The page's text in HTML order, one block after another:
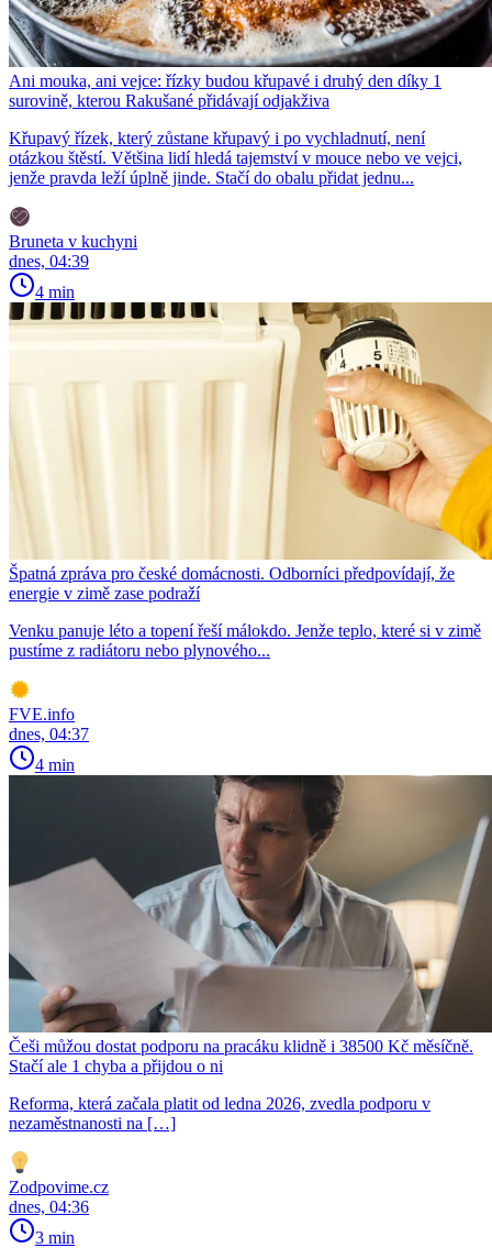
Ani mouka, ani vejce: řízky budou křupavé i druhý den díky 1
surovině, kterou Rakušané přidávají odjakživa
Křupavý řízek, který zůstane křupavý i po vychladnutí, není
otázkou štěstí. Většina lidí hledá tajemství v mouce nebo ve vejci,
jenže pravda leží úplně jinde. Stačí do obalu přidat jednu...
Bruneta v kuchyni
dnes, 04:39
4 min
Špatná zpráva pro české domácnosti. Odborníci předpovídají, že
energie v zimě zase podraží
Venku panuje léto a topení řeší málokdo. Jenže teplo, které si v zimě
pustíme z radiátoru nebo plynového...
FVE.info
dnes, 04:37
4 min
Češi můžou dostat podporu na pracáku klidně i 38500 Kč měsíčně.
Stačí ale 1 chyba a přijdou o ni
Reforma, která začala platit od ledna 2026, zvedla podporu v
nezaměstnanosti na […]
Zodpovime.cz
dnes, 04:36
3 min